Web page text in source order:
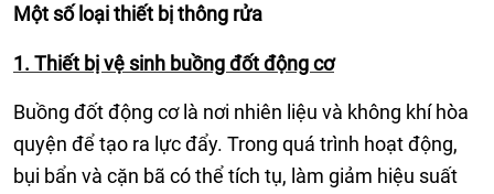
Một số loại thiết bị thông rửa
1. Thiết bị vệ sinh buồng đốt động cơ
Buồng đốt động cơ là nơi nhiên liệu và không khí hòa
quyện để tạo ra lực đẩy. Trong quá trình hoạt động,
bụi bẩn và cặn bã có thể tích tụ, làm giảm hiệu suất